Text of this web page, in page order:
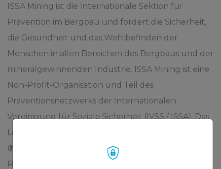
ISSA Mining ist die Internationale Sektion für
Prävention im Bergbau und fördert die Sicherheit,
die Gesundheit und das Wohlbefinden der
Menschen in allen Bereichen des Bergbaus und der
mineralgewinnenden Industrie. ISSA Mining ist eine
Non-Profit-Organisation und Teil des
Präventionsnetzwerks der Internationalen
Vereinigung für Soziale Sicherheit (IVSS / ISSA). Das
Leitprinzip ist die VISION ZERO Strategie
(https://visionzero.global/) und die 7 Goldenen
Regeln.